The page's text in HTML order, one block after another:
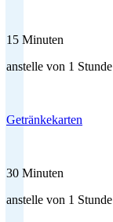
15 Minuten
anstelle von 1 Stunde
Getränkekarten
30 Minuten
anstelle von 1 Stunde